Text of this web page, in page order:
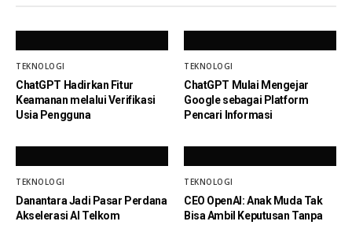
TEKNOLOGI
ChatGPT Hadirkan Fitur
Keamanan melalui Verifikasi
Usia Pengguna
TEKNOLOGI
ChatGPT Mulai Mengejar
Google sebagai Platform
Pencari Informasi
TEKNOLOGI
Danantara Jadi Pasar Perdana
Akselerasi AI Telkom
TEKNOLOGI
CEO OpenAI: Anak Muda Tak
Bisa Ambil Keputusan Tanpa